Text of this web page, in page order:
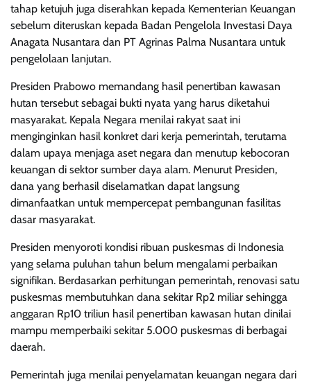
tahap ketujuh juga diserahkan kepada Kementerian Keuangan
sebelum diteruskan kepada Badan Pengelola Investasi Daya
Anagata Nusantara dan PT Agrinas Palma Nusantara untuk
pengelolaan lanjutan.
Presiden Prabowo memandang hasil penertiban kawasan
hutan tersebut sebagai bukti nyata yang harus diketahui
masyarakat. Kepala Negara menilai rakyat saat ini
menginginkan hasil konkret dari kerja pemerintah, terutama
dalam upaya menjaga aset negara dan menutup kebocoran
keuangan di sektor sumber daya alam. Menurut Presiden,
dana yang berhasil diselamatkan dapat langsung
dimanfaatkan untuk mempercepat pembangunan fasilitas
dasar masyarakat.
Presiden menyoroti kondisi ribuan puskesmas di Indonesia
yang selama puluhan tahun belum mengalami perbaikan
signifikan. Berdasarkan perhitungan pemerintah, renovasi satu
puskesmas membutuhkan dana sekitar Rp2 miliar sehingga
anggaran Rp10 triliun hasil penertiban kawasan hutan dinilai
mampu memperbaiki sekitar 5.000 puskesmas di berbagai
daerah.
Pemerintah juga menilai penyelamatan keuangan negara dari